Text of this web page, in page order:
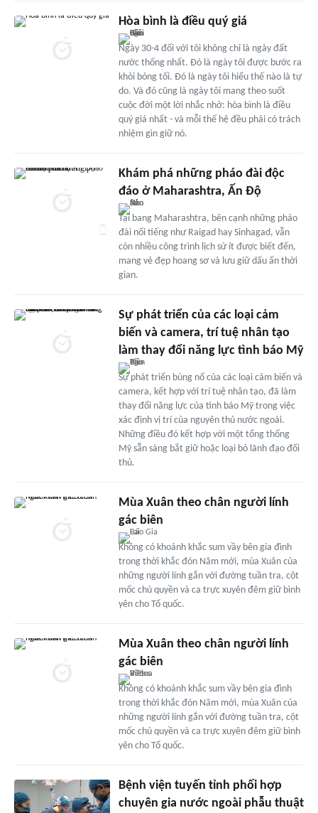
Hòa bình là điều quý giá
Ngày 30-4 đối với tôi không chỉ là ngày đất
nước thống nhất. Đó là ngày tôi được bước ra
khỏi bóng tối. Đó là ngày tôi hiểu thế nào là tự
do. Và đó cũng là ngày tôi mang theo suốt
cuộc đời một lời nhắc nhở: hòa bình là điều
quý giá nhất - và mỗi thế hệ đều phải có trách
nhiệm gìn giữ nó.
Khám phá những pháo đài độc
đáo ở Maharashtra, Ấn Độ
Tại bang Maharashtra, bên cạnh những pháo
đài nổi tiếng như Raigad hay Sinhagad, vẫn
còn nhiều công trình lịch sử ít được biết đến,
mang vẻ đẹp hoang sơ và lưu giữ dấu ấn thời
gian.
Sự phát triển của các loại cảm
biến và camera, trí tuệ nhân tạo
làm thay đổi năng lực tình báo Mỹ
Sự phát triển bùng nổ của các loại cảm biến và
camera, kết hợp với trí tuệ nhân tạo, đã làm
thay đổi năng lực của tình báo Mỹ trong việc
xác định vị trí của nguyên thủ nước ngoài.
Những điều đó kết hợp với một tổng thống
Mỹ sẵn sàng bắt giữ hoặc loại bỏ lãnh đạo đối
thủ.
Mùa Xuân theo chân người lính
gác biên
Không có khoảnh khắc sum vầy bên gia đình
trong thời khắc đón Năm mới, mùa Xuân của
những người lính gắn với đường tuần tra, cột
mốc chủ quyền và ca trực xuyên đêm giữ bình
yên cho Tổ quốc.
Mùa Xuân theo chân người lính
gác biên
Không có khoảnh khắc sum vầy bên gia đình
trong thời khắc đón Năm mới, mùa Xuân của
những người lính gắn với đường tuần tra, cột
mốc chủ quyền và ca trực xuyên đêm giữ bình
yên cho Tổ quốc.
Bệnh viện tuyến tỉnh phối hợp
chuyên gia nước ngoài phẫu thuật